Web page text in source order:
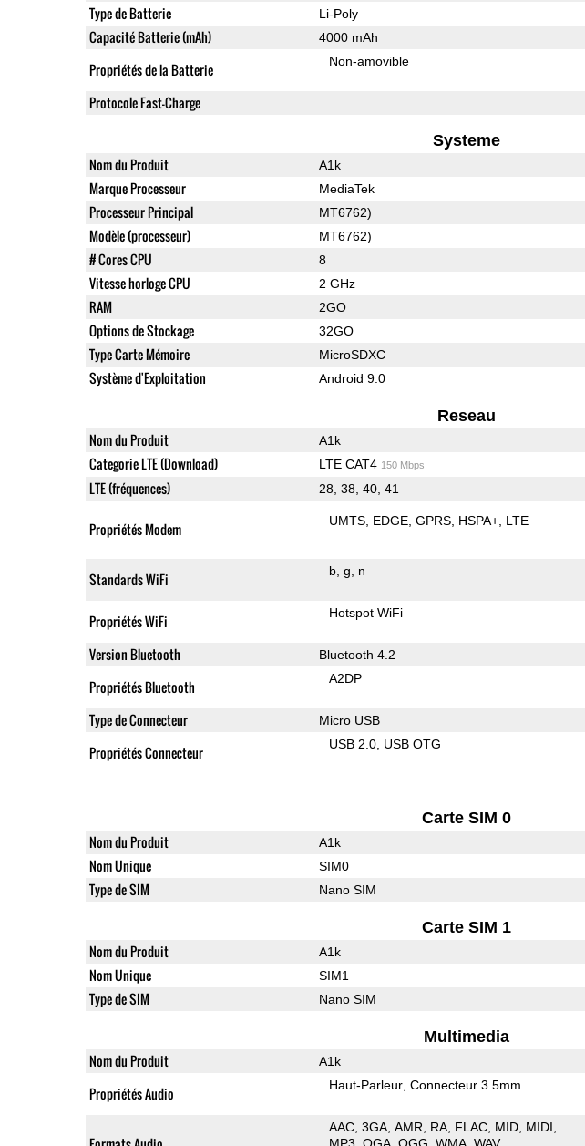
Type de Batterie Li-Poly
Capacité Batterie (mAh) 4000 mAh
Propriétés de la Batterie Non-amovible
Protocole Fast-Charge
Systeme
Nom du Produit A1k
Marque Processeur MediaTek
Processeur Principal MT6762)
Modèle (processeur) MT6762)
# Cores CPU 8
Vitesse horloge CPU 2 GHz
RAM 2GO
Options de Stockage 32GO
Type Carte Mémoire MicroSDXC
Système d'Exploitation Android 9.0
Reseau
Nom du Produit A1k
Categorie LTE (Download) LTE CAT4 150 Mbps
LTE (fréquences) 28, 38, 40, 41
Propriétés Modem UMTS EDGE GPRS HSPA+ LTE
Standards WiFi b g n
Propriétés WiFi Hotspot WiFi
Version Bluetooth Bluetooth 4.2
Propriétés Bluetooth A2DP
Type de Connecteur Micro USB
Propriétés Connecteur USB 2.0 USB OTG
Carte SIM 0
Nom du Produit A1k
Nom Unique SIM0
Type de SIM Nano SIM
Carte SIM 1
Nom du Produit A1k
Nom Unique SIM1
Type de SIM Nano SIM
Multimedia
Nom du Produit A1k
Propriétés Audio Haut-Parleur Connecteur 3.5mm
AAC 3GA AMR RA FLAC MID MIDI
MP3 OGA OGG WMA WAV